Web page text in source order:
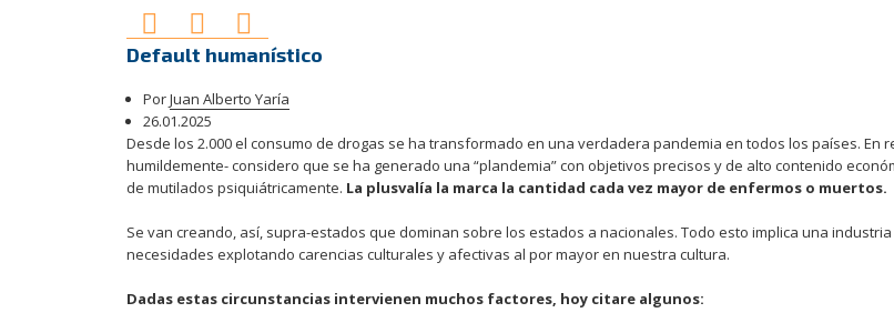
Default humanístico
PorJuan Alberto Yaría
26.01.2025
Desde los 2.000 el consumo de drogas se ha transformado en una verdadera pandemia en todos los países. En
humildemente- considero que se ha generado una “plandemia” con objetivos precisos y de alto contenido
de mutilados psiquiátricamente. La plusvalía la marca la cantidad cada vez mayor de enfermos o muertos.
Se van creando, así, supra-estados que dominan sobre los estados a nacionales. Todo esto implica una
necesidades explotando carencias culturales y afectivas al por mayor en nuestra cultura.
Dadas estas circunstancias intervienen muchos factores, hoy citare algunos: